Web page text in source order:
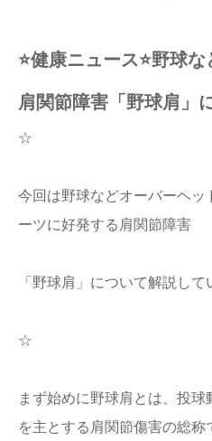
⭐️健康ニュース⭐️野球な
肩関節障害「野球肩」
☆
今回は野球などオーバーヘッ
ーツに好発する肩関節障害
「野球肩」について解説して
☆
まず始めに野球肩とは、投
を主とする肩関節傷害の総称